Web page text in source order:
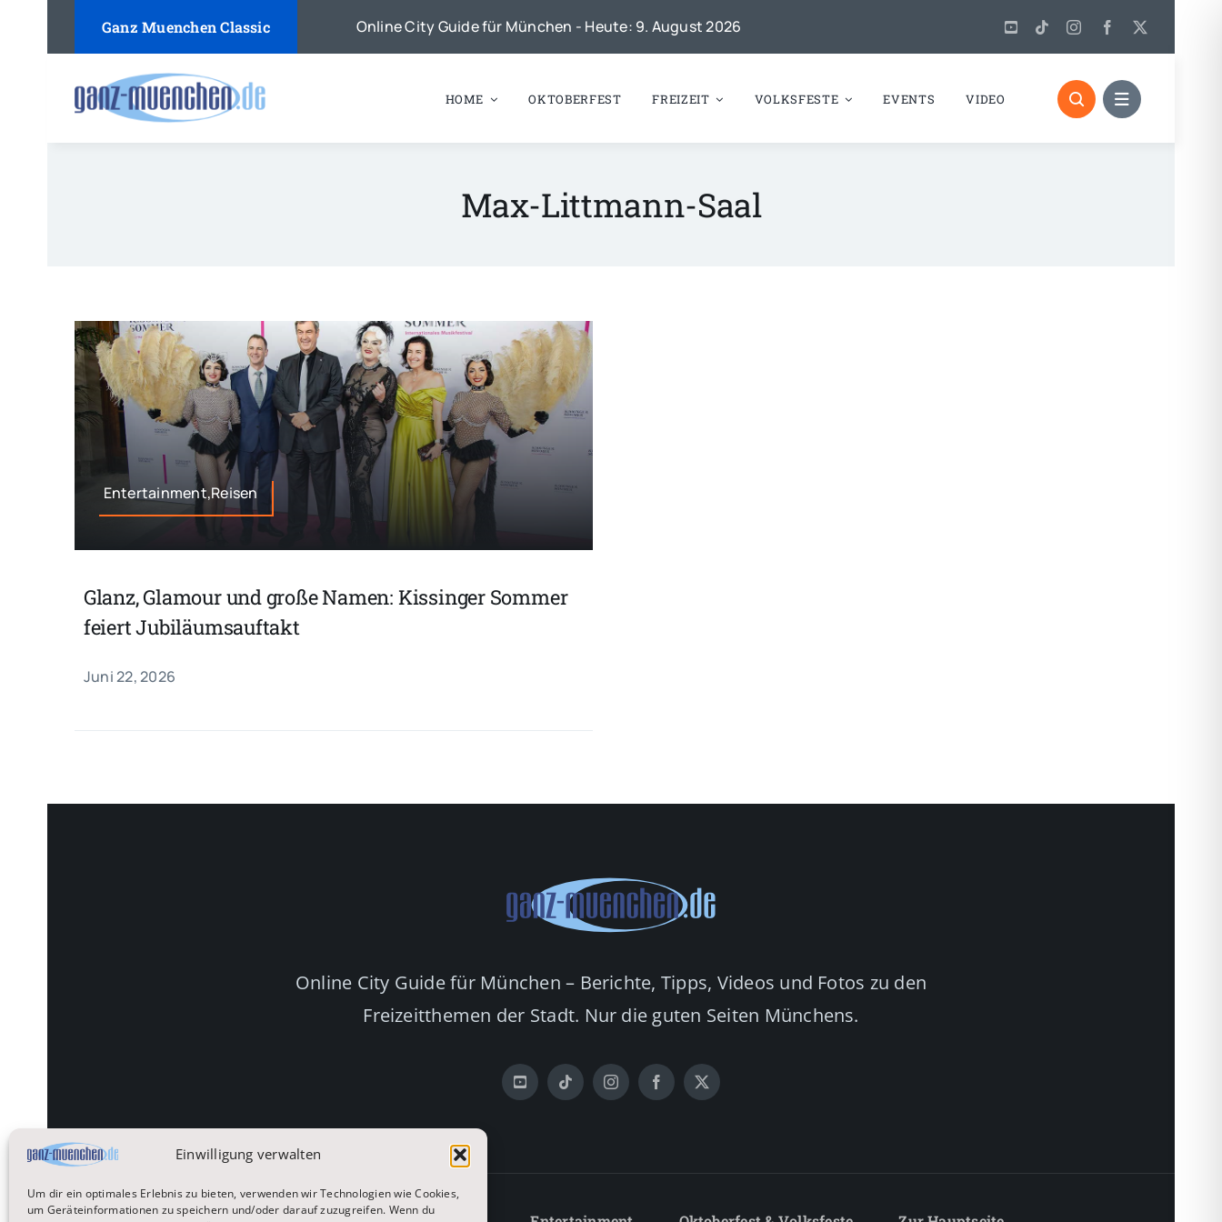
Einwilligung verwalten
Um dir ein optimales Erlebnis zu bieten, verwenden wir Technologien wie Cookies,
um Geräteinformationen zu speichern und/oder darauf zuzugreifen. Wenn du
Ganz Muenchen Classic Online City Guide für München - Heute: 9. August 2026
HOME OKTOBERFEST FREIZEIT VOLKSFESTE EVENTS VIDEO
Max-Littmann-Saal
Entertainment,Reisen
Glanz, Glamour und große Namen: Kissinger Sommer
feiert Jubiläumsauftakt
Juni 22, 2026
Online City Guide für München – Berichte, Tipps, Videos und Fotos zu den
Freizeitthemen der Stadt. Nur die guten Seiten Münchens.